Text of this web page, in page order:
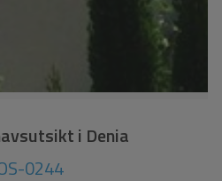
i Denia
0244